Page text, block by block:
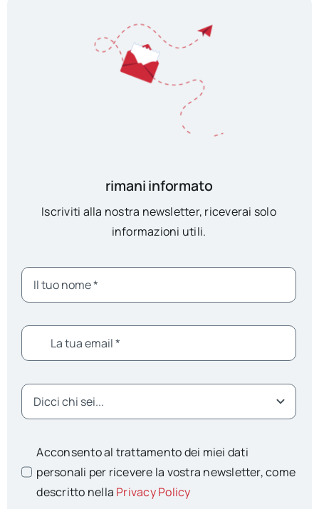
rimani informato
Iscriviti alla nostra newsletter, riceverai solo
informazioni utili.
Acconsento al trattamento dei miei dati
personali per ricevere la vostra newsletter, come
descritto nella Privacy Policy